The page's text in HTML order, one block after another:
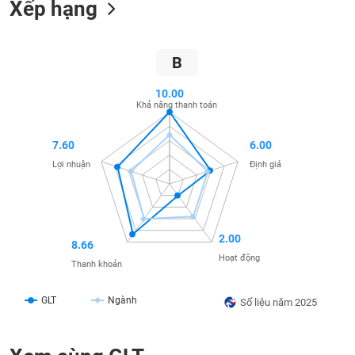
Xếp hạng
B
Số liệu năm 2025
GLT Ngành
10.00
Khả năng thanh toán
6.00
Định giá
2.00
Hoạt động
8.66
Thanh khoản
7.60
Lợi nhuận
SÓC
SỨC